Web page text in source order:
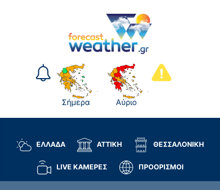
Σήμερα Αύριο
ΕΛΛΑΔΑ ΑΤΤΙΚΗ ΘΕΣΣΑΛΟΝΙΚΗ
LIVE ΚΑΜΕΡΕΣ ΠΡΟΟΡΙΣΜΟΙ